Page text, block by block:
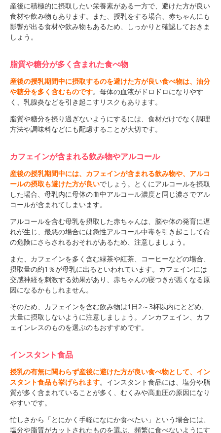
産後に積極的に摂取したい栄養素がある一方で、避けた方が良い
食材や飲み物もあります。また、授乳をする場合、赤ちゃんにも
影響が出る食材や飲み物もあるため、しっかりと確認しておきま
しょう。
脂質や糖分が多く含まれた食べ物
産後の授乳期間中に摂取するのを避けた方が良い食べ物は、油分
や糖分を多く含むものです。母体の血液がドロドロになりやす
く、乳腺炎などを引き起こすリスクもあります。
脂質や糖分を摂り過ぎないようにするには、食材だけでなく調理
方法や調味料などにも配慮することが大切です。
カフェインが含まれる飲み物やアルコール
産後の授乳期間中には、カフェインが含まれる飲み物や、アルコ
ールの摂取も避けた方が良いでしょう。とくにアルコールを摂取
した場合、母乳内に母体の血中アルコール濃度と同じ濃さでアル
コールが含まれてしまいます。
アルコールを含む母乳を摂取した赤ちゃんは、脳や体の発育に遅
れが生じ、最悪の場合には急性アルコール中毒を引き起こして命
の危険にさらされるおそれがあるため、注意しましょう。
また、カフェインを多く含む緑茶や紅茶、コーヒーなどの場合、
摂取量の約1％が母乳に出るといわれています。カフェインには
交感神経を刺激する効果があり、赤ちゃんの寝つきが悪くなる原
因になるかもしれません。
そのため、カフェインを含む飲み物は1日2～3杯以内にとどめ、
大量に摂取しないように注意しましょう。ノンカフェイン、カフ
ェインレスのものを選ぶのもおすすめです。
インスタント食品
授乳の有無に関わらず産後に避けた方が良い食べ物として、イン
スタント食品も挙げられます。インスタント食品には、塩分や脂
質が多く含まれていることが多く、むくみや高血圧の原因になり
やすいです。
忙しさから「とにかく手軽になにか食べたい」という場合には、
塩分や脂質がカットされたものを選ぶ、頻繁に食べないようにす